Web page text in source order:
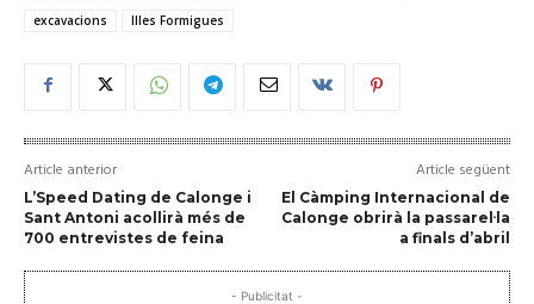
excavacions
Illes Formigues
Article anterior
L’Speed Dating de Calonge i
Sant Antoni acollirà més de
700 entrevistes de feina
Article següent
El Càmping Internacional de
Calonge obrirà la passarel·la
a finals d’abril
- Publicitat -